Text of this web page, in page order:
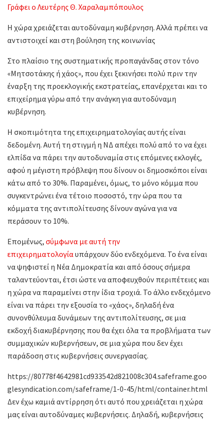
Γράφει ο Λευτέρης Θ. Χαραλαμπόπουλος
Η χώρα χρειάζεται αυτοδύναμη κυβέρνηση. Αλλά πρέπει να
αντιστοιχεί και στη βούληση της κοινωνίας
Στο πλαίσιο της συστηματικής προπαγάνδας στον τόνο
«Μητσοτάκης ή χάος», που έχει ξεκινήσει πολύ πριν την
έναρξη της προεκλογικής εκστρατείας, επανέρχεται και το
επιχείρημα γύρω από την ανάγκη για αυτοδύναμη
κυβέρνηση.
Η σκοπιμότητα της επιχειρηματολογίας αυτής είναι
δεδομένη. Αυτή τη στιγμή η ΝΔ απέχει πολύ από το να έχει
ελπίδα να πάρει την αυτοδυναμία στις επόμενες εκλογές,
αφού η μέγιστη πρόβλεψη που δίνουν οι δημοσκόποι είναι
κάτω από το 30%. Παραμένει, όμως, το μόνο κόμμα που
συγκεντρώνει ένα τέτοιο ποσοστό, την ώρα που τα
κόμματα της αντιπολίτευσης δίνουν αγώνα για να
περάσουν το 10%.
Επομένως, σύμφωνα με αυτή την
επιχειρηματολογία υπάρχουν δύο ενδεχόμενα. Το ένα είναι
να ψηφιστεί η Νέα Δημοκρατία και από όσους σήμερα
ταλαντεύονται, έτσι ώστε να αποφευχθούν περιπέτειες και
η χώρα να παραμείνει στην ίδια τροχιά. Το άλλο ενδεχόμενο
είναι να πάρει την εξουσία το «χάος», δηλαδή ένα
συνονθύλευμα δυνάμεων της αντιπολίτευσης, σε μια
εκδοχή διακυβέρνησης που θα έχει όλα τα προβλήματα των
συμμαχικών κυβερνήσεων, σε μια χώρα που δεν έχει
παράδοση στις κυβερνήσεις συνεργασίας.
https://80778f4642981cd933542d821008c304.safeframe.goo
glesyndication.com/safeframe/1-0-45/html/container.html
Δεν έχω καμιά αντίρρηση ότι αυτό που χρειάζεται η χώρα
μας είναι αυτοδύναμες κυβερνήσεις. Δηλαδή, κυβερνήσεις